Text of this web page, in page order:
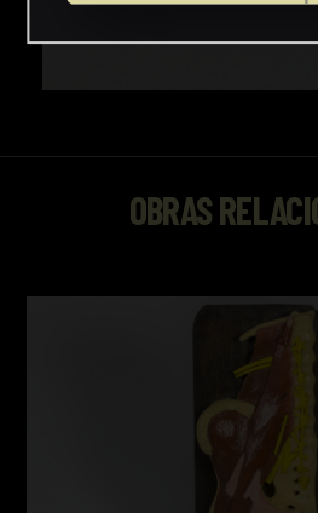
OBRAS